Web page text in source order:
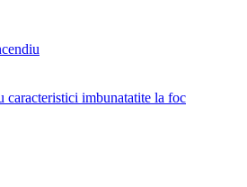
caracteristici imbunatatite la foc